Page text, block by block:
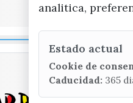
analitica,
Estado actual
Cookie de
Caducidad: 365